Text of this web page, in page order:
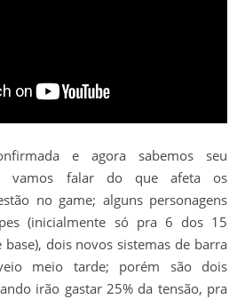
e agora sabemos seu
vamos falar do que afeta os
no game; alguns personagens
(inicialmente só pra 6 dos 15
base), dois novos sistemas de barra
meio tarde; porém são dois
irão gastar 25% da tensão, pra